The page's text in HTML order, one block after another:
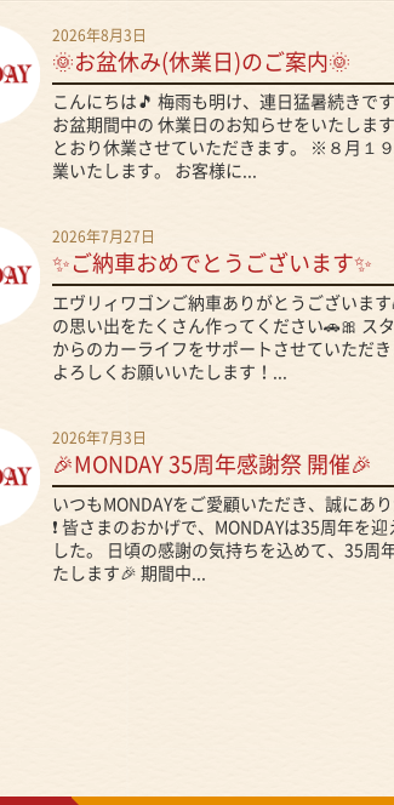
2026年8月3日
🌞お盆休み(休業日)のご案内🌞
こんにちは🎵 梅雨も明け、連日猛暑続きで
お盆期間中の 休業日のお知らせをいたしま
とおり休業させていただきます。 ※８月１
業いたします。 お客様に...
2026年7月27日
✨ご納車おめでとうございます✨
エヴリィワゴンご納車ありがとうございます
の思い出をたくさん作ってください🚗🎀 ス
からのカーライフをサポートさせていただ
よろしくお願いいたします！...
2026年7月3日
🎉MONDAY 35周年感謝祭 開催🎉
いつもMONDAYをご愛顧いただき、誠にあ
❗ 皆さまのおかげで、MONDAYは35周年を
した。 日頃の感謝の気持ちを込めて、35周
たします🎉 期間中...